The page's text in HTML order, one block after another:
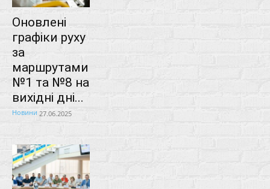
Оновлені
графіки руху
за
маршрутами
№1 та №8 на
вихідні дні...
Новини 27.06.2025